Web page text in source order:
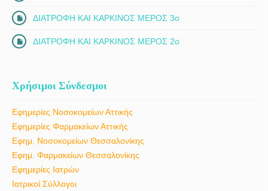
ΔΙΑΤΡΟΦΗ ΚΑΙ ΚΑΡΚΙΝΟΣ ΜΕΡΟΣ 3ο
ΔΙΑΤΡΟΦΗ ΚΑΙ ΚΑΡΚΙΝΟΣ ΜΕΡΟΣ 2ο
Χρήσιμοι Σύνδεσμοι
Εφημερίες Νοσοκομείων Αττικής
Εφημερίες Φαρμακείων Αττικής
Εφημ. Νοσοκομείων Θεσσαλονίκης
Εφημ. Φαρμακείων Θεσσαλονίκης
Εφημερίες Ιατρών
Ιατρικοί Σύλλογοι